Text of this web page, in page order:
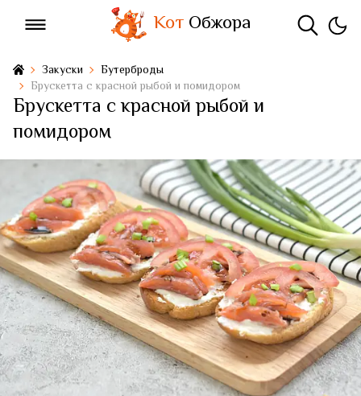
КотОбжора
Закуски
Бутерброды
Брускетта с красной рыбой и помидором
Брускетта с красной рыбой и
помидором